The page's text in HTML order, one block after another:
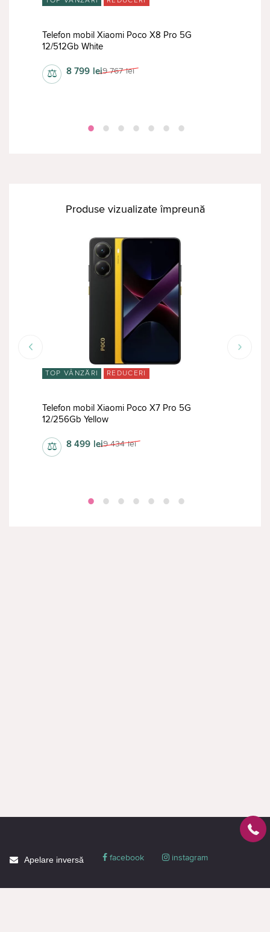
Telefon mobil Xiaomi Poco X8 Pro 5G
12/512Gb White
9 767 lei
8 799 lei
⚖
Produse vizualizate împreună
TOP VÂNZĂRI REDUCERI
Telefon mobil Xiaomi Poco X7 Pro 5G
12/256Gb Yellow
9 434 lei
8 499 lei
⚖
Apelare inversă facebook instagram